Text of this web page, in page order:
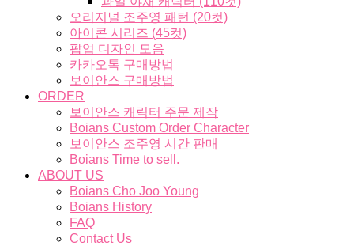
오리지널 조주영 패턴 (20컷)
아이콘 시리즈 (45컷)
팝업 디자인 모음
카카오톡 구매방법
보이안스 구매방법
ORDER
보이안스 캐릭터 주문 제작
Boians Custom Order Character
보이안스 조주영 시간 판매
Boians Time to sell.
ABOUT US
Boians Cho Joo Young
Boians History
FAQ
Contact Us